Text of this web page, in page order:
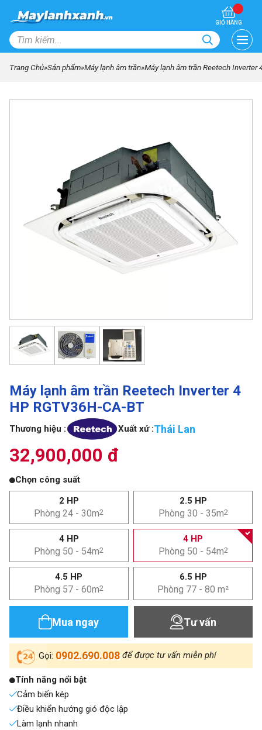
GIỎ HÀNG
Trang Chủ»Sản phẩm»Máy lạnh âm trần»Máy lạnh âm trần Reetech Inverter
Máy lạnh âm trần Reetech Inverter 4
HP RGTV36H-CA-BT
Thương hiệu : Xuất xứ :Thái Lan
32,900,000 đ
Chọn công suất
2 HP
Phòng 24 - 30m2
2.5 HP
Phòng 30 - 35m2
4 HP
Phòng 50 - 54m2
4 HP
Phòng 50 - 54m2
4.5 HP
Phòng 57 - 60m2
6.5 HP
Phòng 77 - 80 m²
Mua ngay Tư vấn
Gọi: 0902.690.008 để được tư vấn miễn phí
Tính năng nổi bật
Cảm biến kép
Điều khiển hướng gió độc lập
Làm lạnh nhanh